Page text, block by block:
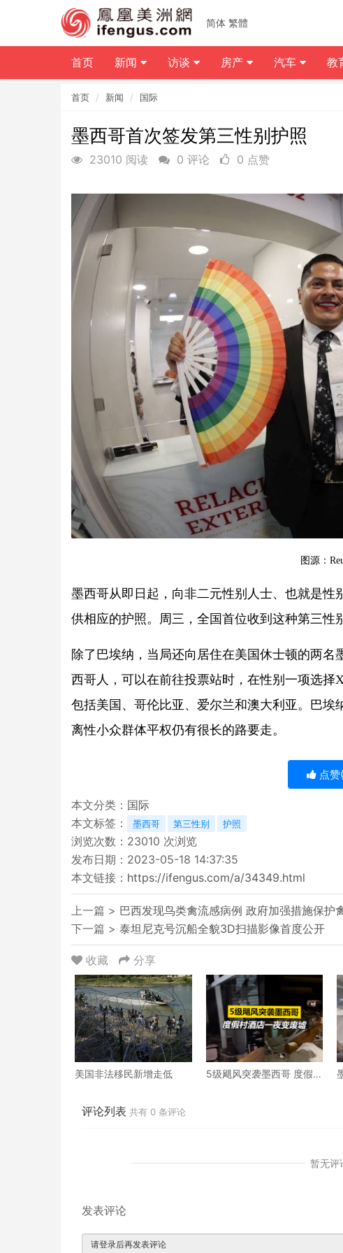
首页 新闻 国际
墨西哥首次签发第三性别护照
23010 阅读 0 评论 0 点赞
图源：
墨西哥从即日起，向非二元性别人士、也就是
供相应的护照。周三，全国首位收到这种第三性
除了巴埃纳，当局还向居住在美国休士顿的两
西哥人，可以在前往投票站时，在性别一项选择
包括美国、哥伦比亚、爱尔兰和澳大利亚。巴埃
离性小众群体平权仍有很长的路要走。
点赞(
本文分类： 国际
本文标签：
墨西哥 第三性别 护照
浏览次数： 23010 次浏览
发布日期：2023-05-18 14:37:35
本文链接： https://ifengus.com/a/34349.html
上一篇 > 巴西发现鸟类禽流感病例 政府加强措施保护
下一篇 > 泰坦尼克号沉船全貌3D扫描影像首度公开
收藏 分享
美国非法移民新增走低
5级飓风突袭墨西哥 度假村
评论列表 共有 0 条评论
暂无评
发表评论
简体 繁體
首页 新闻 访谈 房产 汽车 教